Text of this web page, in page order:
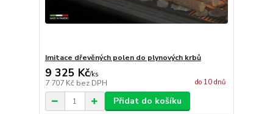
Imitace dřevěných polen do plynových krbů
9 325 Kč/ks
7 707 Kč bez DPH do 10 dnů
Přidat do košíku